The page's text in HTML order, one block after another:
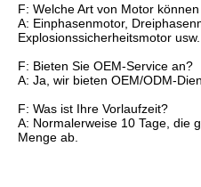
F: Welche Art von Motor
A: Einphasenmotor,
Explosionssicherheitsmotor usw.
F: Bieten Sie OEM-Service an?
A: Ja, wir bieten OEM/ODM-
F: Was ist Ihre Vorlaufzeit?
A: Normalerweise 10 Tage, die
Menge ab.